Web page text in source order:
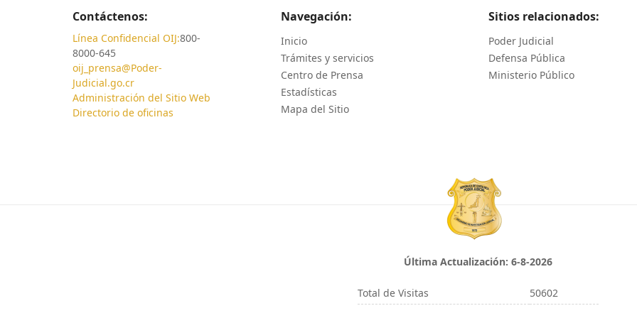
Contáctenos:
Línea Confidencial OIJ:800-
8000-645
oij_prensa@Poder-
Judicial.go.cr
Administración del Sitio Web
Directorio de oficinas
Navegación:
Inicio
Trámites y servicios
Centro de Prensa
Estadísticas
Mapa del Sitio
Sitios relacionados:
Poder Judicial
Defensa Pública
Ministerio Público
Última Actualización: 6-8-2026
Total de Visitas 50602